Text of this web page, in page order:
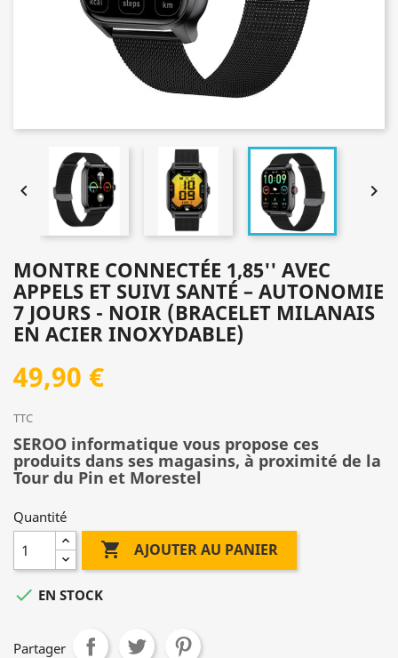
 
MONTRE CONNECTÉE 1,85'' AVEC
APPELS ET SUIVI SANTÉ – AUTONOMIE
7 JOURS - NOIR (BRACELET MILANAIS
EN ACIER INOXYDABLE)
49,90 €
TTC
SEROO informatique vous propose ces
produits dans ses magasins, à proximité de la
Tour du Pin et Morestel
Quantité
 AJOUTER AU PANIER
 EN STOCK
Partager